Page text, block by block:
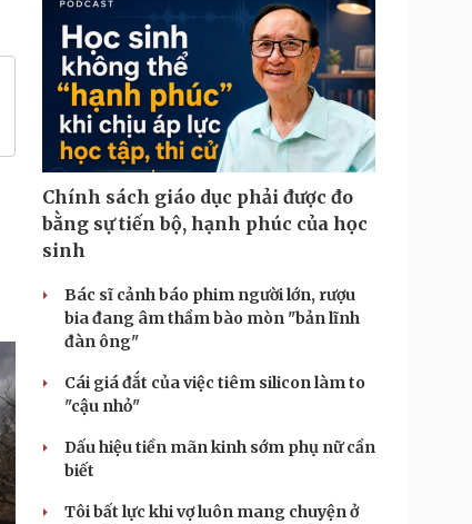
Chính sách giáo dục phải được đo
bằng sự tiến bộ, hạnh phúc của học
sinh
Bác sĩ cảnh báo phim người lớn, rượu
bia đang âm thầm bào mòn "bản lĩnh
đàn ông"
Cái giá đắt của việc tiêm silicon làm to
"cậu nhỏ"
Dấu hiệu tiền mãn kinh sớm phụ nữ cần
biết
Tôi bất lực khi vợ luôn mang chuyện ở